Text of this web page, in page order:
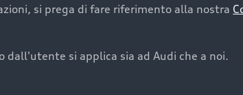
si prega di fare riferimento alla nostra
dall'utente si applica sia ad Audi che a noi.
la tua prossima